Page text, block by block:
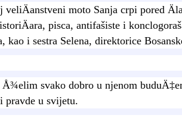
veliÄanstveni moto Sanja crpi pored
Äara, pisca, antifašiste i konclogora
, kao i sestra Selena, direktorice
Å¾elim svako dobro u njenom
pravde u svijetu.